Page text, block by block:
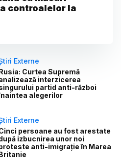
controalelor la
Externe
Rusia: Curtea Supremă
interzicerea
partid anti-război
alegerilor
Externe
persoane au fost arestate
izbucnirea unor noi
anti-imigrație în Marea